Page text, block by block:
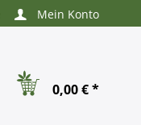
Mein Konto
0,00 € *